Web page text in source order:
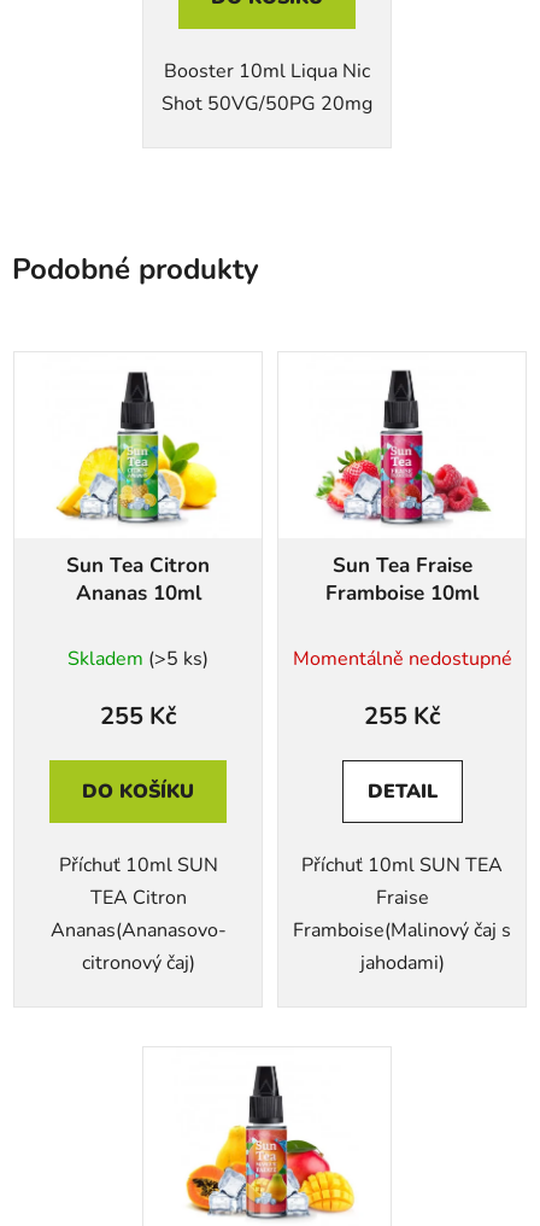
Booster 10ml Liqua Nic
Shot 50VG/50PG 20mg
Podobné produkty
Sun Tea Citron
Ananas 10ml
Skladem (>5 ks)
255 Kč
DO KOŠÍKU
Příchuť 10ml SUN
TEA Citron
Ananas(Ananasovo-
citronový čaj)
Sun Tea Fraise
Framboise 10ml
Momentálně nedostupné
255 Kč
DETAIL
Příchuť 10ml SUN TEA
Fraise
Framboise(Malinový čaj s
jahodami)